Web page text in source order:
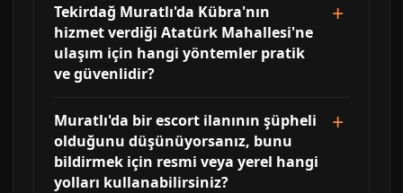
Tekirdağ Muratlı'da Kübra'nın
hizmet verdiği Atatürk Mahallesi'ne
ulaşım için hangi yöntemler pratik
ve güvenlidir?
Muratlı'da bir escort ilanının şüpheli
olduğunu düşünüyorsanız, bunu
bildirmek için resmi veya yerel hangi
yolları kullanabilirsiniz?